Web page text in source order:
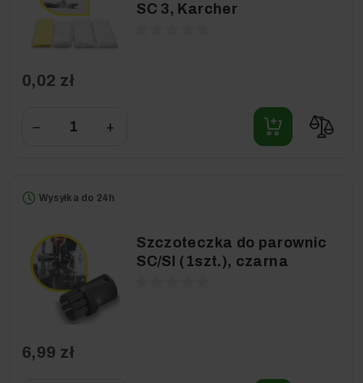
SC 3, Karcher
0,02 zł
− +
Wysyłka do 24h
Szczoteczka do parownic
SC/SI (1szt.), czarna
6,99 zł